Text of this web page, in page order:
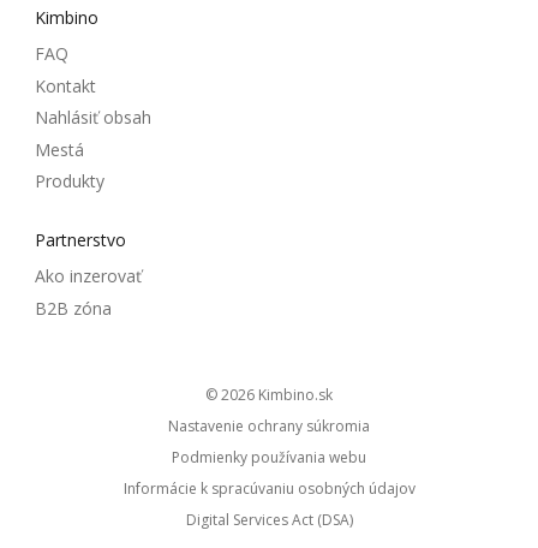
Kimbino
FAQ
Kontakt
Nahlásiť obsah
Mestá
Produkty
Partnerstvo
Ako inzerovať
B2B zóna
© 2026
kimbino.sk
Nastavenie ochrany súkromia
Podmienky používania webu
Informácie k spracúvaniu osobných údajov
Digital Services Act (DSA)